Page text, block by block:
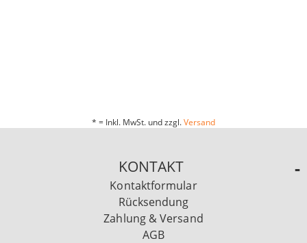
* = Inkl. MwSt. und zzgl.Versand
KONTAKT
Kontaktformular
Rücksendung
Zahlung & Versand
AGB